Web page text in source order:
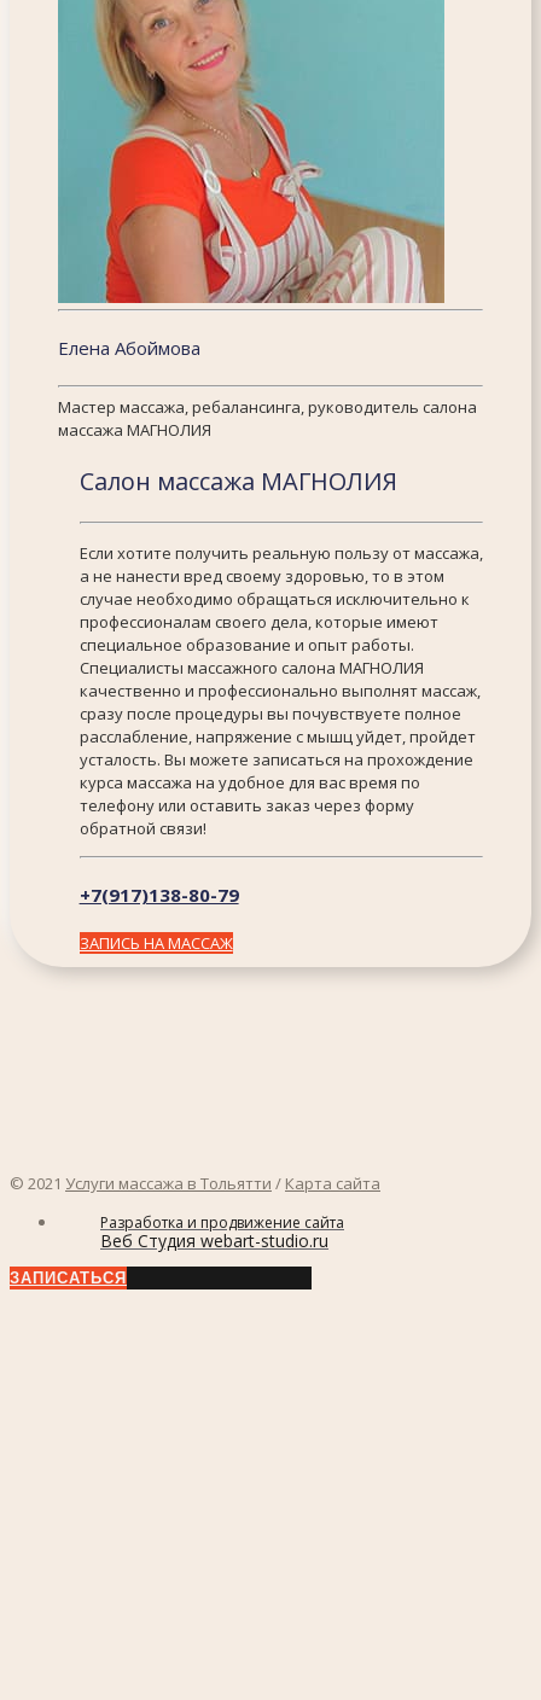
Елена Абоймова
Мастер массажа, ребалансинга, руководитель салона
массажа МАГНОЛИЯ
Салон массажа МАГНОЛИЯ
Если хотите получить реальную пользу от массажа,
а не нанести вред своему здоровью, то в этом
случае необходимо обращаться исключительно к
профессионалам своего дела, которые имеют
специальное образование и опыт работы.
Специалисты массажного салона МАГНОЛИЯ
качественно и профессионально выполнят массаж,
сразу после процедуры вы почувствуете полное
расслабление, напряжение с мышц уйдет, пройдет
усталость. Вы можете записаться на прохождение
курса массажа на удобное для вас время по
телефону или оставить заказ через форму
обратной связи!
+7(917)138-80-79
ЗАПИСЬ НА МАССАЖ
© 2021 Услуги массажа в Тольятти / Карта сайта
Разработка и продвижение сайта
Веб Студия webart-studio.ru
ЗАПИСАТЬСЯ